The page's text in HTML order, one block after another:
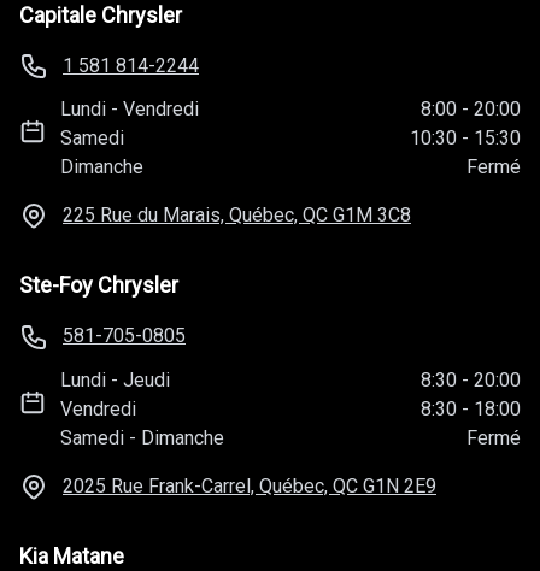
Capitale Chrysler
1 581 814-2244
Lundi -Vendredi 8:00 - 20:00
Samedi
10:30 - 15:30
Dimanche
Fermé
225 Rue du Marais, Québec, QC G1M 3C8
Ste-Foy Chrysler
581-705-0805
Lundi -Jeudi 8:30 - 20:00
Vendredi
8:30 - 18:00
Samedi - Dimanche Fermé
2025 Rue Frank-Carrel, Québec, QC G1N 2E9
Kia Matane